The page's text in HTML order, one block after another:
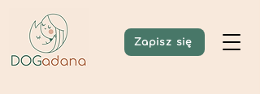
Zapisz się